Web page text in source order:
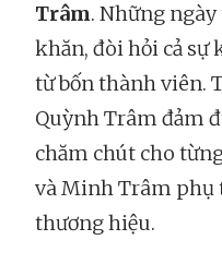
Trâm. Những
khăn, đòi hỏi cả sự
từ bốn thành viên.
Quỳnh Trâm đảm
chăm chút cho
và Minh Trâm phụ
thương hiệu.